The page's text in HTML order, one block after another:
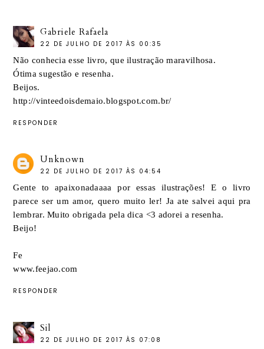
Gabriele Rafaela
22 DE JULHO DE 2017 ÀS 00:35
Não conhecia esse livro, que ilustração maravilhosa.
Ótima sugestão e resenha.
Beijos.
http://vinteedoisdemaio.blogspot.com.br/
RESPONDER
Unknown
22 DE JULHO DE 2017 ÀS 04:54
Gente to apaixonadaaaa por essas ilustrações! E o livro
parece ser um amor, quero muito ler! Ja ate salvei aqui pra
lembrar. Muito obrigada pela dica <3 adorei a resenha.
Beijo!
Fe
www.feejao.com
RESPONDER
Sil
22 DE JULHO DE 2017 ÀS 07:08